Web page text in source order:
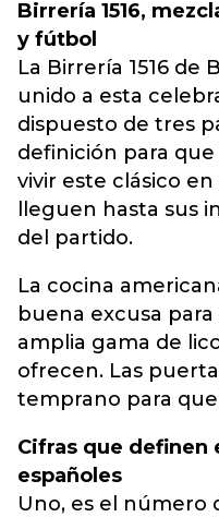
Birrería 1516,
y fútbol
La Birrería 1516 de
unido a esta
dispuesto de tres
definición para
vivir este clásico
lleguen hasta sus
del partido.
La cocina
buena excusa
amplia gama de
ofrecen. Las
temprano para
Cifras que definen
españoles
Uno, es el número